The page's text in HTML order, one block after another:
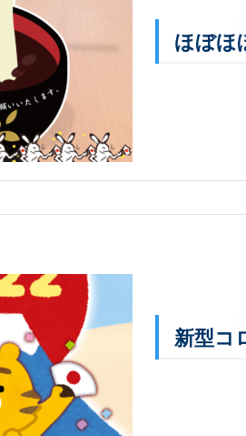
ほぼほ
新型コ